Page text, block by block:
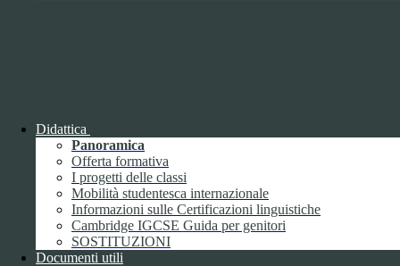
Didattica
Panoramica
Offerta formativa
I progetti delle classi
Mobilità studentesca internazionale
Informazioni sulle Certificazioni linguistiche
Cambridge IGCSE Guida per genitori
SOSTITUZIONI
Documenti utili